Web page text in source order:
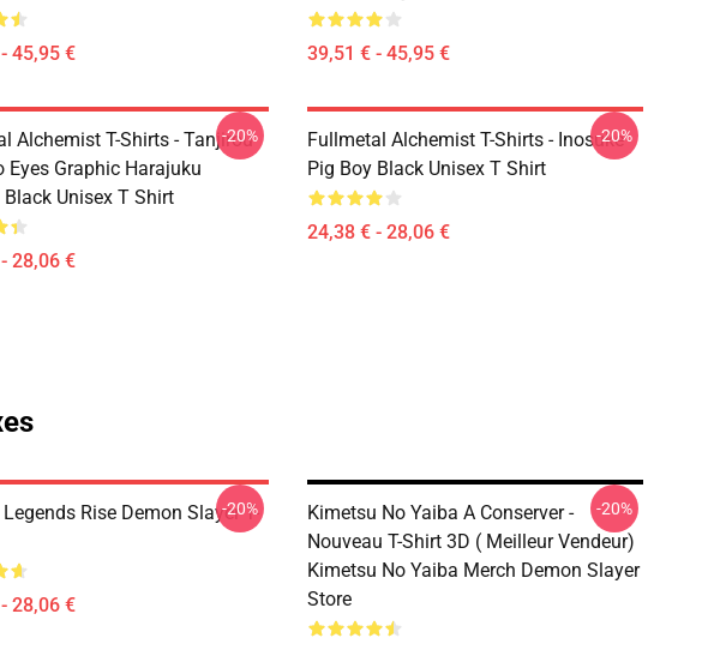
45,95 € 39,51 € - 45,95 €
Alchemist T-Shirts - Tanjirou
Eyes Graphic Harajuku
Black Unisex T Shirt
28,06 €
-20%
Fullmetal Alchemist T-Shirts - Inosuke
Pig Boy Black Unisex T Shirt
24,38 € - 28,06 €
-20%
Rise Demon Slayer T-
28,06 €
-20%
Kimetsu No Yaiba A Conserver -
Nouveau T-Shirt 3D ( Meilleur Vendeur)
Kimetsu No Yaiba Merch Demon Slayer
Store
-20%